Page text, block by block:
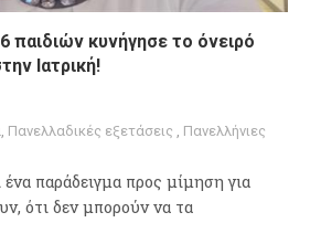
παιδιών κυνήγησε το όνειρό
Ιατρική!
Πανελλαδικές εξετάσεις
Πανελλήνιες
παράδειγμα προς μίμηση για
ότι δεν μπορούν να τα